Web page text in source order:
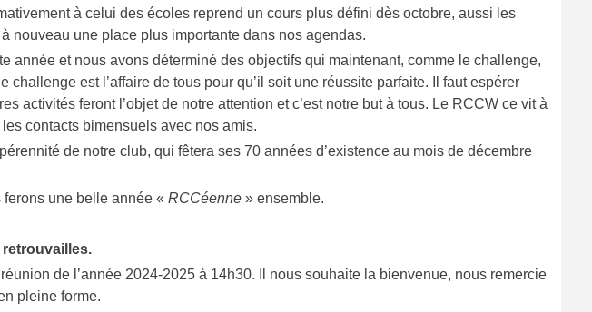
à celui des écoles reprend un cours plus défini dès octobre, aussi les
nouveau une place plus importante dans nos agendas.
année et nous avons déterminé des objectifs qui maintenant, comme le challenge,
challenge est l’affaire de tous pour qu’il soit une réussite parfaite. Il faut espérer
activités feront l’objet de notre attention et c’est notre but à tous. Le RCCW ce vit à
contacts bimensuels avec nos amis.
de notre club, qui fêtera ses 70 années d’existence au mois de décembre
ferons une belle année « RCCéenne » ensemble.
retrouvailles.
de l’année 2024-2025 à 14h30. Il nous souhaite la bienvenue, nous remercie
pleine forme.